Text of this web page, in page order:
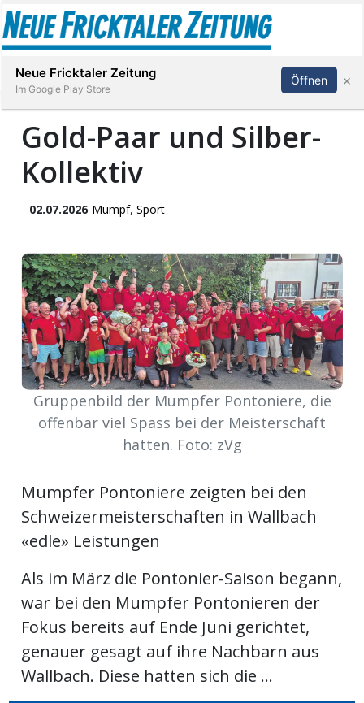
Stellen
E-
Paper
App
Abonnieren Anmelden
Gold-Paar und Silber-
Kollektiv
02.07.2026 Mumpf,Sport
Gruppenbild der Mumpfer Pontoniere, die
offenbar viel Spass bei der Meisterschaft
hatten. Foto: zVg
Mumpfer Pontoniere zeigten bei den
Schweizermeisterschaften in Wallbach
«edle» Leistungen
Als im März die Pontonier-Saison begann,
war bei den Mumpfer Pontonieren der
Fokus bereits auf Ende Juni gerichtet,
genauer gesagt auf ihre Nachbarn aus
Wallbach. Diese hatten sich die ...
Neue Fricktaler Zeitung
Im Google Play Store
Öffnen ×